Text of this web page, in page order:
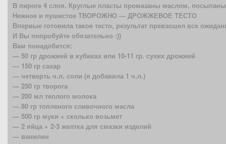
В пироге 4 слоя. Круглые пласты промазаны маслом,
Нежное и пушистое ТВОРОЖНО — ДРОЖЖЕВОЕ ТЕСТО
Впервые готовила такое тесто, результат превзошел все
И Вы попробуйте обязательно :))
Вам понадобится:
— 50 гр дрожжей в кубиках или 10-11 гр. сухих дрожжей
— 150 гр сахар
— четверть ч.л. соли (я добавила 1 ч.л.)
— 250 гр творога
— 200 мл теплого молока
— 80 гр топленого сливочного масла
— 500 гр муки + сколько возьмет
— 2 яйца + 2-3 желтка для смазки изделий
— ванилин